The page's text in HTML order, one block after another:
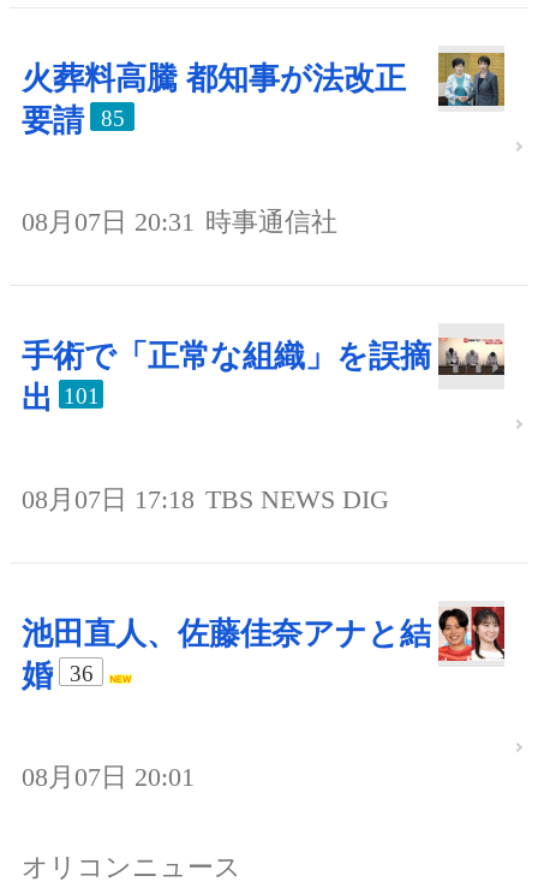
火葬料高騰 都知事が法改正
要請
85
08月07日 20:31 時事通信社
手術で「正常な組織」を誤摘
出
101
08月07日 17:18 TBS NEWS DIG
池田直人、佐藤佳奈アナと結
婚
36
08月07日 20:01
オリコンニュース